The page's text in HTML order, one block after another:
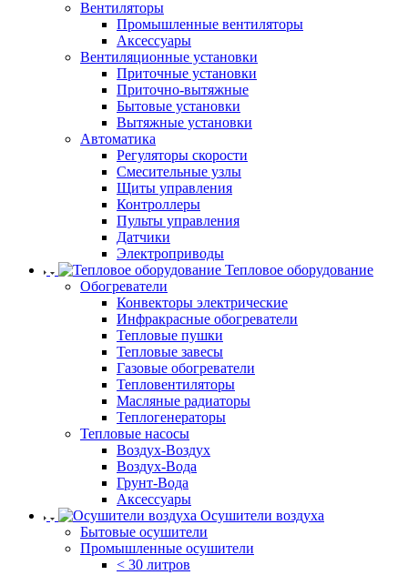
Вентиляторы
Промышленные вентиляторы
Аксессуары
Вентиляционные установки
Приточные установки
Приточно-вытяжные
Бытовые установки
Вытяжные установки
Автоматика
Регуляторы скорости
Смесительные узлы
Щиты управления
Контроллеры
Пульты управления
Датчики
Электроприводы
Тепловое оборудование
Обогреватели
Конвекторы электрические
Инфракрасные обогреватели
Тепловые пушки
Тепловые завесы
Газовые обогреватели
Тепловентиляторы
Масляные радиаторы
Теплогенераторы
Тепловые насосы
Воздух-Воздух
Воздух-Вода
Грунт-Вода
Аксессуары
Осушители воздуха
Бытовые осушители
Промышленные осушители
< 30 литров